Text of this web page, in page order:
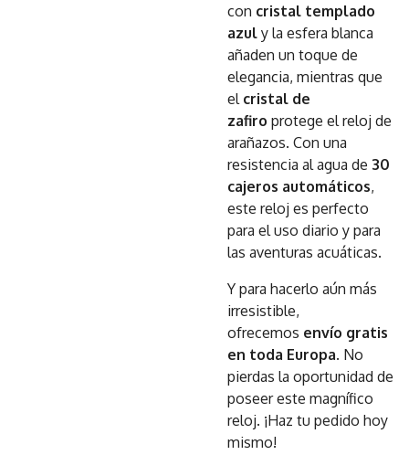
con cristal templado
azul y la esfera blanca
añaden un toque de
elegancia, mientras que
el cristal de
zafiro protege el reloj de
arañazos. Con una
resistencia al agua de 30
cajeros automáticos,
este reloj es perfecto
para el uso diario y para
las aventuras acuáticas.
Y para hacerlo aún más
irresistible,
ofrecemos envío gratis
en toda Europa. No
pierdas la oportunidad de
poseer este magnífico
reloj. ¡Haz tu pedido hoy
mismo!